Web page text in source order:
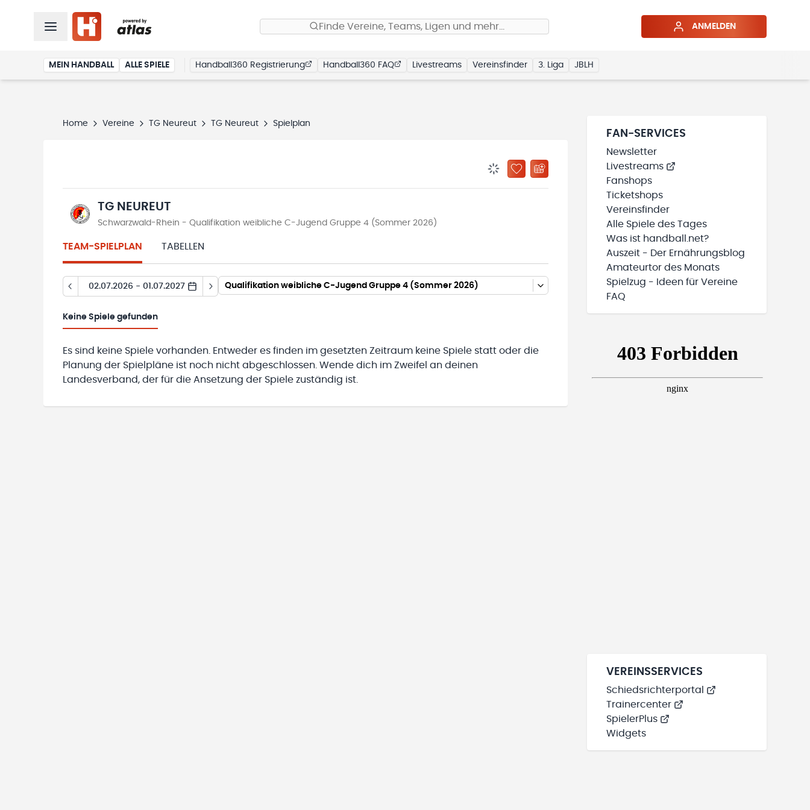
Finde Vereine, Teams, Ligen und mehr… ANMELDEN
MEIN HANDBALL ALLE SPIELE Handball360 Registrierung Handball360 FAQ Livestreams Vereinsfinder 3. Liga JBLH
Home Vereine TG Neureut TG Neureut Spielplan
BENACHRICHTIGUNGSSTATUS WIRD GELADEN
ZU „MEINE TEAMS“ HINZUFÜGEN
TG NEUREUT
Schwarzwald-Rhein - Qualifikation weibliche C-Jugend Gruppe 4 (Sommer 2026)
TEAM-SPIELPLAN TABELLEN
02.07.2026 - 01.07.2027 Qualifikation weibliche C-Jugend Gruppe 4 (Sommer 2026)
Keine Spiele gefunden
Es sind keine Spiele vorhanden. Entweder es finden im gesetzten Zeitraum keine Spiele statt oder die
Planung der Spielpläne ist noch nicht abgeschlossen. Wende dich im Zweifel an deinen
Landesverband, der für die Ansetzung der Spiele zuständig ist.
FAN-SERVICES
Newsletter
Livestreams
Fanshops
Ticketshops
Vereinsfinder
Alle Spiele des Tages
Was ist handball.net?
Auszeit - Der Ernährungsblog
Amateurtor des Monats
Spielzug - Ideen für Vereine
FAQ
VEREINSSERVICES
Schiedsrichterportal
Trainercenter
SpielerPlus
Widgets